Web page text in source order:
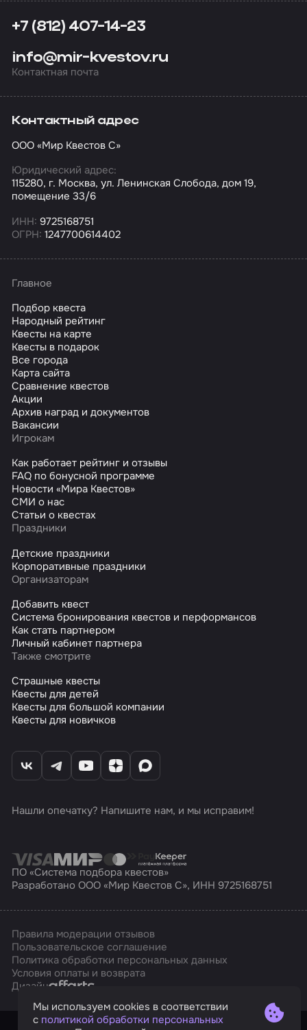
+7 (812) 407-14-23
info@mir-kvestov.ru
Контактная почта
Контактный адрес
ООО «Мир Квестов С»
Юридический адрес:
115280, г. Москва, ул. Ленинская Слобода, дом 19,
помещение 33/6
ИНН: 9725168751
ОГРН: 1247700614402
Главное
Подбор квеста
Народный рейтинг
Квесты на карте
Квесты в подарок
Все города
Карта сайта
Сравнение квестов
Акции
Архив наград и документов
Вакансии
Игрокам
Как работает рейтинг и отзывы
FAQ по бонусной программе
Новости «Мира Квестов»
СМИ о нас
Статьи о квестах
Праздники
Детские праздники
Корпоративные праздники
Организаторам
Добавить квест
Система бронирования квестов и перформансов
Как стать партнером
Личный кабинет партнера
Также смотрите
Страшные квесты
Квесты для детей
Квесты для большой компании
Квесты для новичков
Нашли опечатку? Напишите нам, и мы исправим!
ПО «Система подбора квестов»
Разработано ООО «Мир Квестов С», ИНН 9725168751
Правила модерации отзывов
Пользовательское соглашение
Политика обработки персональных данных
Условия оплаты и возврата
ДизайнAffarts
Мы используем cookies в соответствии
с политикой обработки персональных